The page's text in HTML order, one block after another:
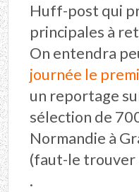
Huff-post qui
principales à
On entendra
journée le
un reportage
sélection de
Normandie à
(faut-le trouver
.